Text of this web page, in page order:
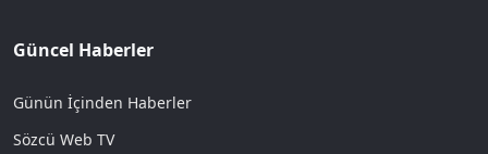
Güncel Haberler
Günün İçinden Haberler
Sözcü Web TV